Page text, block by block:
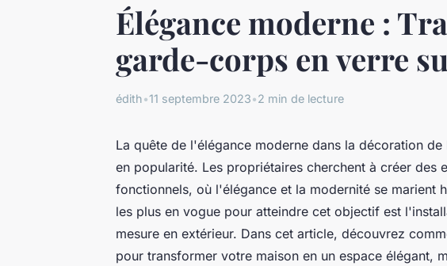
Élégance moderne :
garde-corps en verre
édith•11 septembre 2023•2 min de lecture
La quête de l'élégance moderne dans la décoration
en popularité. Les propriétaires cherchent à créer des
fonctionnels, où l'élégance et la modernité se marient
les plus en vogue pour atteindre cet objectif est
mesure en extérieur. Dans cet article, découvrez
pour transformer votre maison en un espace élégant,